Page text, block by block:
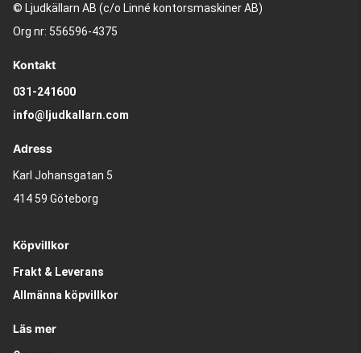
© Ljudkällarn AB (c/o Linné kontorsmaskiner AB)
Org nr: 556596-4375
Kontakt
031-241600
info@ljudkallarn.com
Adress
Karl Johansgatan 5
414 59 Göteborg
Köpvillkor
Frakt & Leverans
Allmänna köpvillkor
Läs mer